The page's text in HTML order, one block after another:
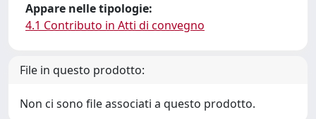
Appare nelle tipologie:
4.1 Contributo in Atti di convegno
File in questo prodotto:
Non ci sono file associati a questo prodotto.